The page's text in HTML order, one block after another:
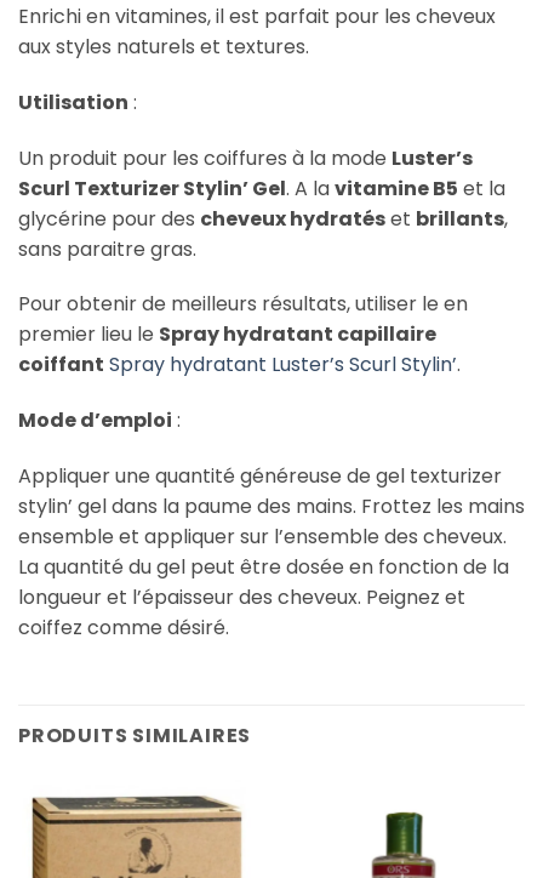
Enrichi en vitamines, il est parfait pour les cheveux
aux styles naturels et textures.
Utilisation :
Un produit pour les coiffures à la mode Luster’s
Scurl Texturizer Stylin’ Gel. A lavitamine B5 et la
glycérine pour des cheveux hydratéset brillants,
sans paraitre gras.
Pour obtenir de meilleurs résultats, utiliser le en
premier lieu le Spray hydratant capillaire
coiffant Spray hydratant Luster’s Scurl Stylin’.
Mode d’emploi :
Appliquer une quantité généreuse de gel texturizer
stylin’ gel dans la paume des mains. Frottez les mains
ensemble et appliquer sur l’ensemble des cheveux.
La quantité du gel peut être dosée en fonction de la
longueur et l’épaisseur des cheveux. Peignez et
coiffez comme désiré.
PRODUITS SIMILAIRES